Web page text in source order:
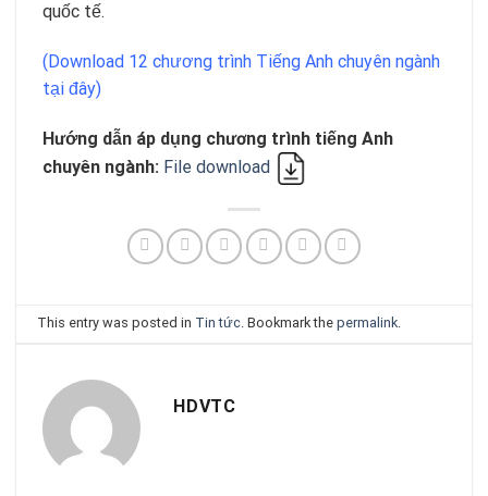
quốc tế.
(Download 12 chương trình Tiếng Anh chuyên ngành
tại đây)
Hướng dẫn áp dụng chương trình tiếng Anh
chuyên ngành: File download
This entry was posted in Tin tức. Bookmark thepermalink.
HDVTC